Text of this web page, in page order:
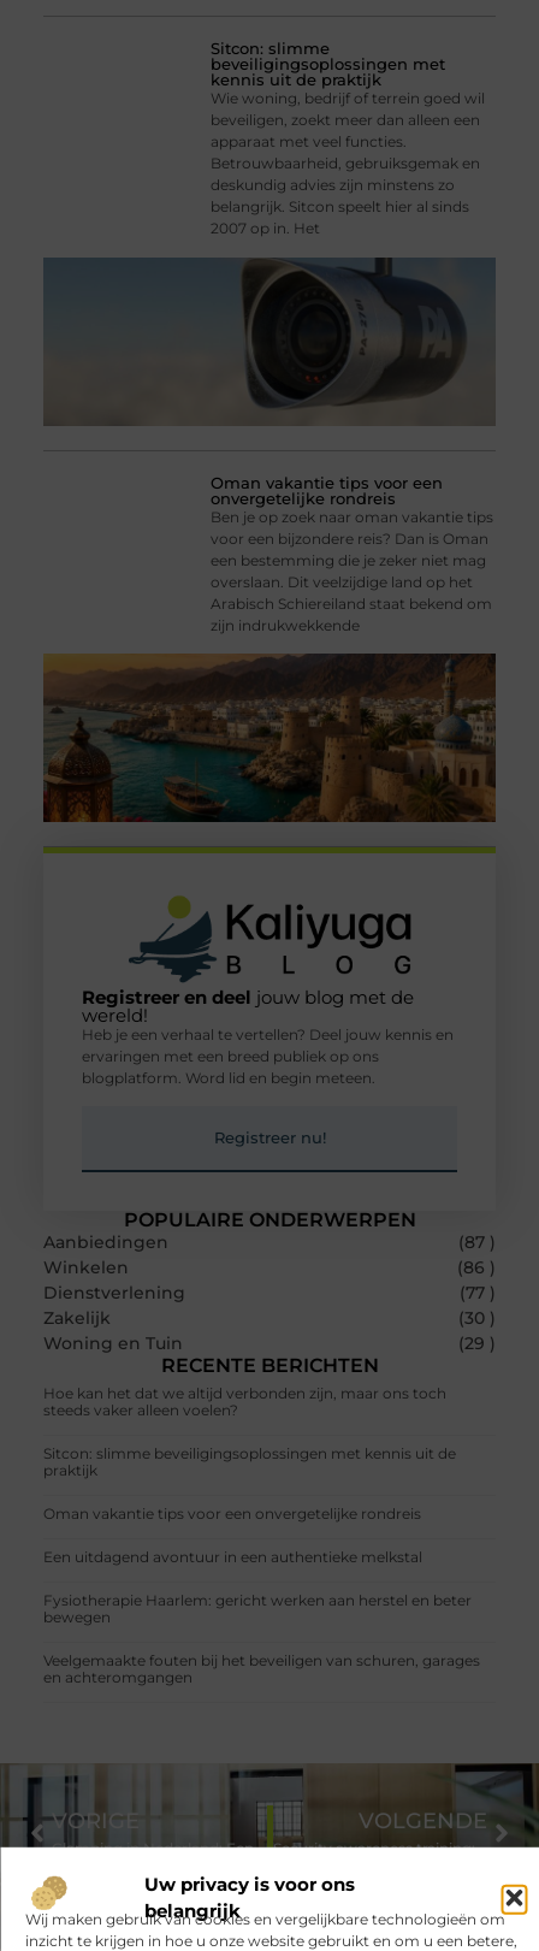
Uw privacy is voor ons
belangrijk
Wij maken gebruik van cookies en vergelijkbare technologieën om
inzicht te krijgen in hoe u onze website gebruikt en om u een betere,
Sitcon: slimme
beveiligingsoplossingen met
kennis uit de praktijk
Wie woning, bedrijf of terrein goed wil
beveiligen, zoekt meer dan alleen een
apparaat met veel functies.
Betrouwbaarheid, gebruiksgemak en
deskundig advies zijn minstens zo
belangrijk. Sitcon speelt hier al sinds
2007 op in. Het
Oman vakantie tips voor een
onvergetelijke rondreis
Ben je op zoek naar oman vakantie tips
voor een bijzondere reis? Dan is Oman
een bestemming die je zeker niet mag
overslaan. Dit veelzijdige land op het
Arabisch Schiereiland staat bekend om
zijn indrukwekkende
POPULAIRE ONDERWERPEN
Aanbiedingen
(87 )
Winkelen
(86 )
Dienstverlening
(77 )
Zakelijk
(30 )
Woning en Tuin
(29 )
RECENTE BERICHTEN
Hoe kan het dat we altijd verbonden zijn, maar ons toch
steeds vaker alleen voelen?
Sitcon: slimme beveiligingsoplossingen met kennis uit de
praktijk
Oman vakantie tips voor een onvergetelijke rondreis
Een uitdagend avontuur in een authentieke melkstal
Fysiotherapie Haarlem: gericht werken aan herstel en beter
bewegen
Veelgemaakte fouten bij het beveiligen van schuren, garages
en achteromgangen
Registreer en deel jouw blog met de
wereld!
Heb je een verhaal te vertellen? Deel jouw kennis en
ervaringen met een breed publiek op ons
blogplatform. Word lid en begin meteen.
Registreer nu!
VORIGE
Glamping in Nederland: Een Luxe Natuurbeleving
VOLGENDE
Security awareness training: hoe maak je Microsoft Teams veiliger?